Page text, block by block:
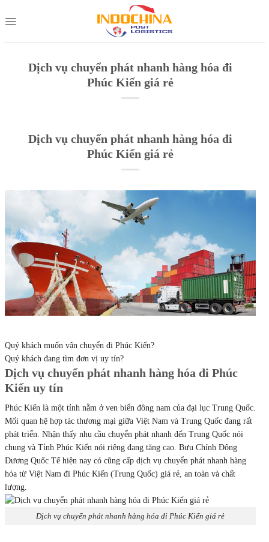
to
Dịch vụ chuyển phát nhanh hàng hóa đi
Phúc Kiến giá rẻ
Dịch vụ chuyển phát nhanh hàng hóa đi
Phúc Kiến giá rẻ
Quý khách muốn vận chuyển đi Phúc Kiến?
Quý khách đang tìm đơn vị uy tín?
Dịch vụ chuyển phát nhanh hàng hóa đi Phúc
Kiến uy tín
Phúc Kiến là một tỉnh nằm ở ven biển đông nam của đại lục Trung Quốc.
Mối quan hệ hợp tác thương mại giữa Việt Nam và Trung Quốc đang rất
phát triển. Nhận thấy nhu cầu chuyển phát nhanh đến Trung Quốc nói
chung và Tỉnh Phúc Kiến nói riêng đang tăng cao. Bưu Chính Đông
Dương Quốc Tế hiện nay có cũng cấp dịch vụ chuyển phát nhanh hàng
hóa từ Việt Nam đi Phúc Kiến (Trung Quốc) giá rẻ, an toàn và chất
lượng.
Dịch vụ chuyển phát nhanh hàng hóa đi Phúc Kiến giá rẻ